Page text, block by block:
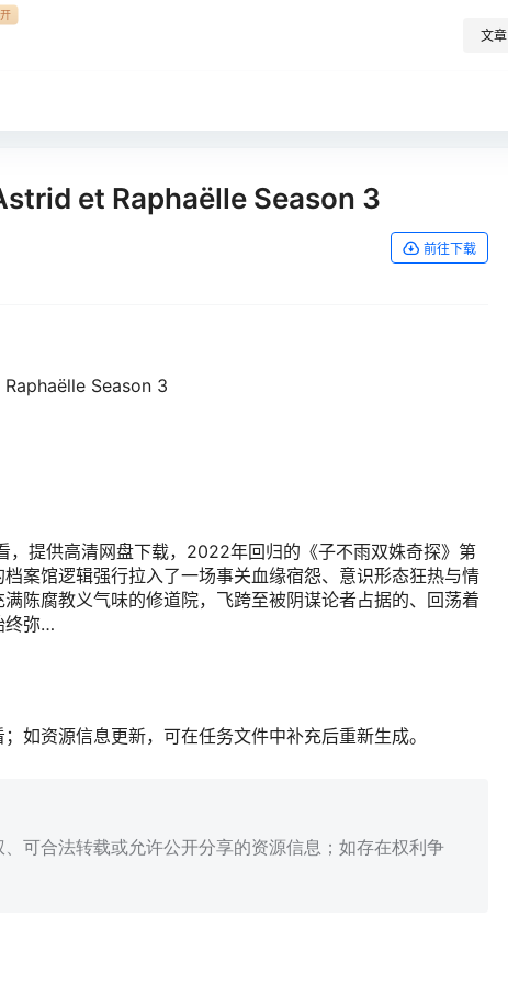
文章
et Raphaëlle Season 3
前往下载
Season 3
，提供高清网盘下载，2022年回归的《子不雨双姝奇探》第
案馆逻辑强行拉入了一场事关血缘宿怨、意识形态狂热与情
陈腐教义气味的修道院，飞跨至被阴谋论者占据的、回荡着
终弥…
如资源信息更新，可在任务文件中补充后重新生成。
可合法转载或允许公开分享的资源信息；如存在权利争